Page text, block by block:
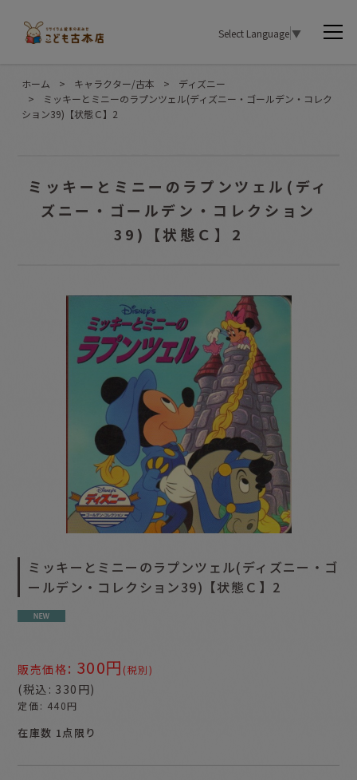
Select Language▼
ホーム > キャラクター/古本 >
ディズニー
>
ミッキーとミニーのラプンツェル(ディズニー・ゴールデン・コレク
ション39)【状態Ｃ】2
ミッキーとミニーのラプンツェル(ディ
ズニー・ゴールデン・コレクション
39)【状態Ｃ】2
ミッキーとミニーのラプンツェル(ディズニー・ゴ
ールデン・コレクション39)【状態Ｃ】2
販売価格: 300円 (税別)
(税込 : 330 円)
定価: 440円
在庫数 1点限り